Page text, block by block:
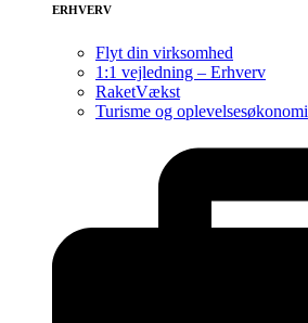
ERHVERV
Flyt din virksomhed
1:1 vejledning – Erhverv
RaketVækst
Turisme og oplevelsesøkonomi